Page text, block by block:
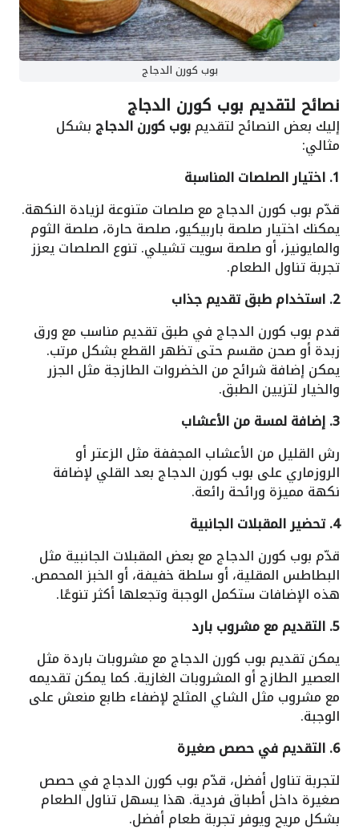
بوب كورن الدجاج
نصائح لتقديم بوب كورن الدجاج
إليك بعض النصائح لتقديمبوب كورن الدجاج بشكل
مثالي:
1. اختيار الصلصات المناسبة
قدّم بوب كورن الدجاج مع صلصات متنوعة لزيادة النكهة.
يمكنك اختيار صلصة باربيكيو، صلصة حارة، صلصة الثوم
والمايونيز، أو صلصة سويت تشيلي. تنوع الصلصات يعزز
تجربة تناول الطعام.
2. استخدام طبق تقديم جذاب
قدم بوب كورن الدجاج في طبق تقديم مناسب مع ورق
زبدة أو صحن مقسم حتى تظهر القطع بشكل مرتب.
يمكن إضافة شرائح من الخضروات الطازجة مثل الجزر
والخيار لتزيين الطبق.
3. إضافة لمسة من الأعشاب
رش القليل من الأعشاب المجففة مثل الزعتر أو
الروزماري على بوب كورن الدجاج بعد القلي لإضافة
نكهة مميزة ورائحة رائعة.
4. تحضير المقبلات الجانبية
قدّم بوب كورن الدجاج مع بعض المقبلات الجانبية مثل
البطاطس المقلية، أو سلطة خفيفة، أو الخبز المحمص.
هذه الإضافات ستكمل الوجبة وتجعلها أكثر تنوعًا.
5. التقديم مع مشروب بارد
يمكن تقديم بوب كورن الدجاج مع مشروبات باردة مثل
العصير الطازج أو المشروبات الغازية. كما يمكن تقديمه
مع مشروب مثل الشاي المثلج لإضفاء طابع منعش على
الوجبة.
6. التقديم في حصص صغيرة
لتجربة تناول أفضل، قدّم بوب كورن الدجاج في حصص
صغيرة داخل أطباق فردية. هذا يسهل تناول الطعام
بشكل مريح ويوفر تجربة طعام أفضل.